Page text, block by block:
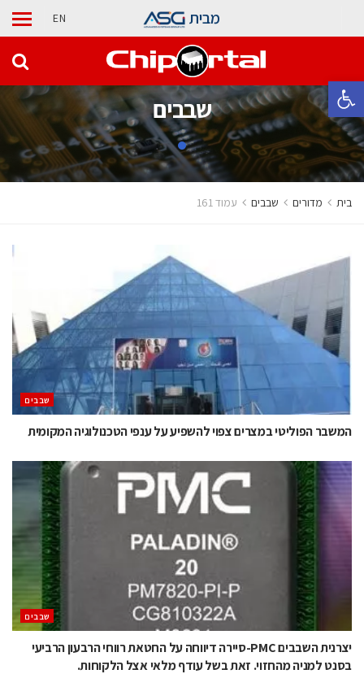
פתח סרגל נגישות
מבית EN
‫שבבים‬
בית מדורים ‫שבבים‬ עמוד 161
‫שבבים‬
המשבר הפוליטי במצרים צפוי להשפיע על ענפי הטכנולוגיה המקומית
‫שבבים‬
יצרנית השבבים PMC-סיירה דיווחה על החטאת רווחי הרבעון הרביעי
בסנט למניה מהחזוי. זאת בשל עודף מלאי אצל הלקוחות.